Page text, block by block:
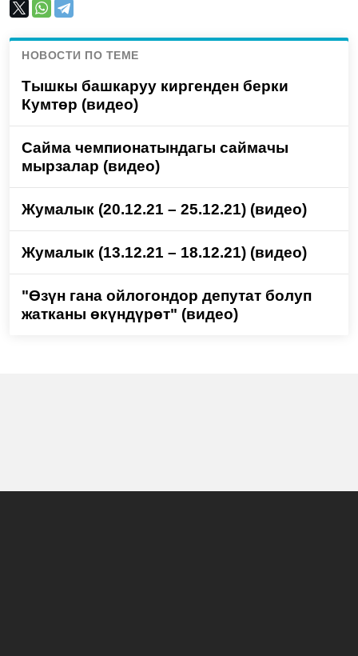
НОВОСТИ ПО ТЕМЕ
Тышкы башкаруу киргенден берки
Кумтөр (видео)
Сайма чемпионатындагы саймачы
мырзалар (видео)
Жумалык (20.12.21 – 25.12.21) (видео)
Жумалык (13.12.21 – 18.12.21) (видео)
"Өзүн гана ойлогондор депутат болуп
жатканы өкүндүрөт" (видео)